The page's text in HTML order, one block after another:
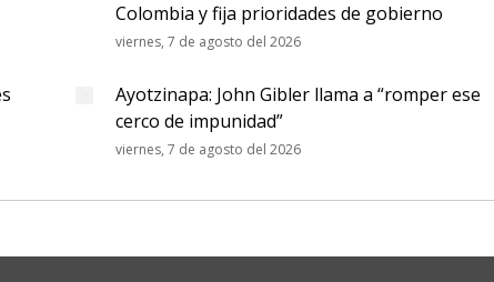
Colombia y fija prioridades de gobierno
viernes, 7 de agosto del 2026
Ayotzinapa: John Gibler llama a “romper ese
cerco de impunidad”
viernes, 7 de agosto del 2026